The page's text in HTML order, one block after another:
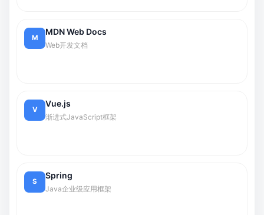
M
MDN Web Docs
Web开发文档
V
Vue.js
渐进式JavaScript框架
S
Spring
Java企业级应用框架